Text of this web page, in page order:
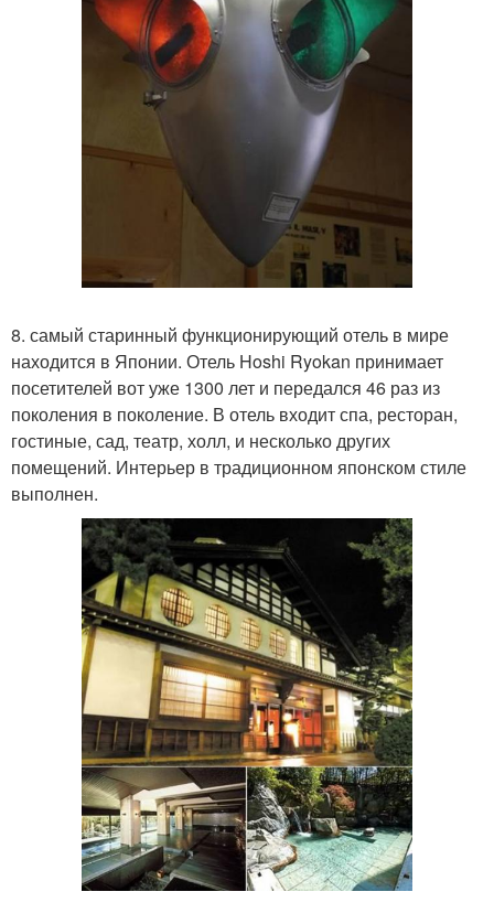
8. самый старинный функционирующий отель в мире
находится в Японии. Отель Hoshi Ryokan принимает
посетителей вот уже 1300 лет и передался 46 раз из
поколения в поколение. В отель входит спа, ресторан,
гостиные, сад, театр, холл, и несколько других
помещений. Интерьер в традиционном японском стиле
выполнен.